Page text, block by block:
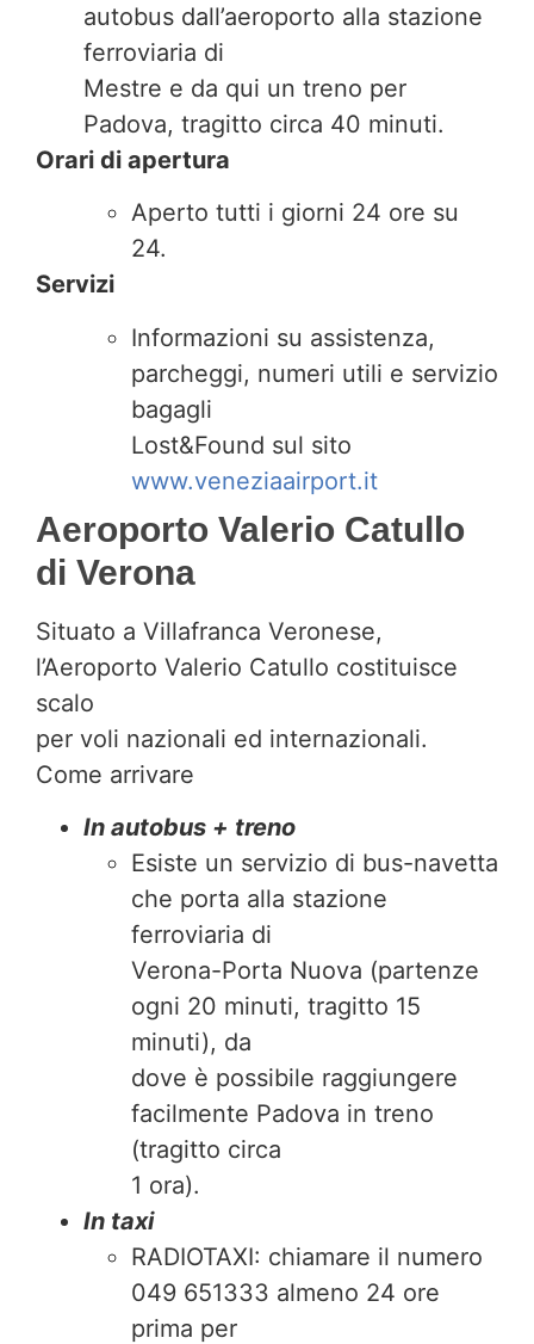
autobus dall’aeroporto alla stazione
ferroviaria di
Mestre e da qui un treno per
Padova, tragitto circa 40 minuti.
Orari di apertura
Aperto tutti i giorni 24 ore su
24.
Servizi
Informazioni su assistenza,
parcheggi, numeri utili e servizio
bagagli
Lost&Found sul sito
www.veneziaairport.it
Aeroporto Valerio Catullo
di Verona
Situato a Villafranca Veronese,
l’Aeroporto Valerio Catullo costituisce
scalo
per voli nazionali ed internazionali.
Come arrivare
In autobus + treno
Esiste un servizio di bus-navetta
che porta alla stazione
ferroviaria di
Verona-Porta Nuova (partenze
ogni 20 minuti, tragitto 15
minuti), da
dove è possibile raggiungere
facilmente Padova in treno
(tragitto circa
1 ora).
In taxi
RADIOTAXI: chiamare il numero
049 651333 almeno 24 ore
prima per